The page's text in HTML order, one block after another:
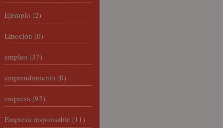
Ejemplo (2)
Emoción (0)
empleo (37)
emprendimiento (0)
empresa (92)
Empresa responsable (11)